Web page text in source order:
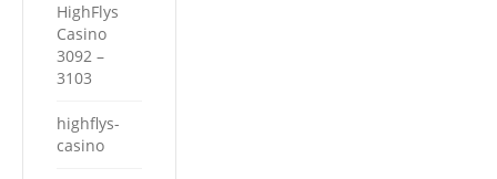
HighFlys
Casino
3092 –
3103
highflys-
casino